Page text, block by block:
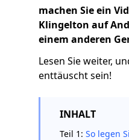
machen Sie ein
Klingelton auf
einem anderen
Lesen Sie weiter,
enttäuscht sein!
INHALT
Teil 1: So legen